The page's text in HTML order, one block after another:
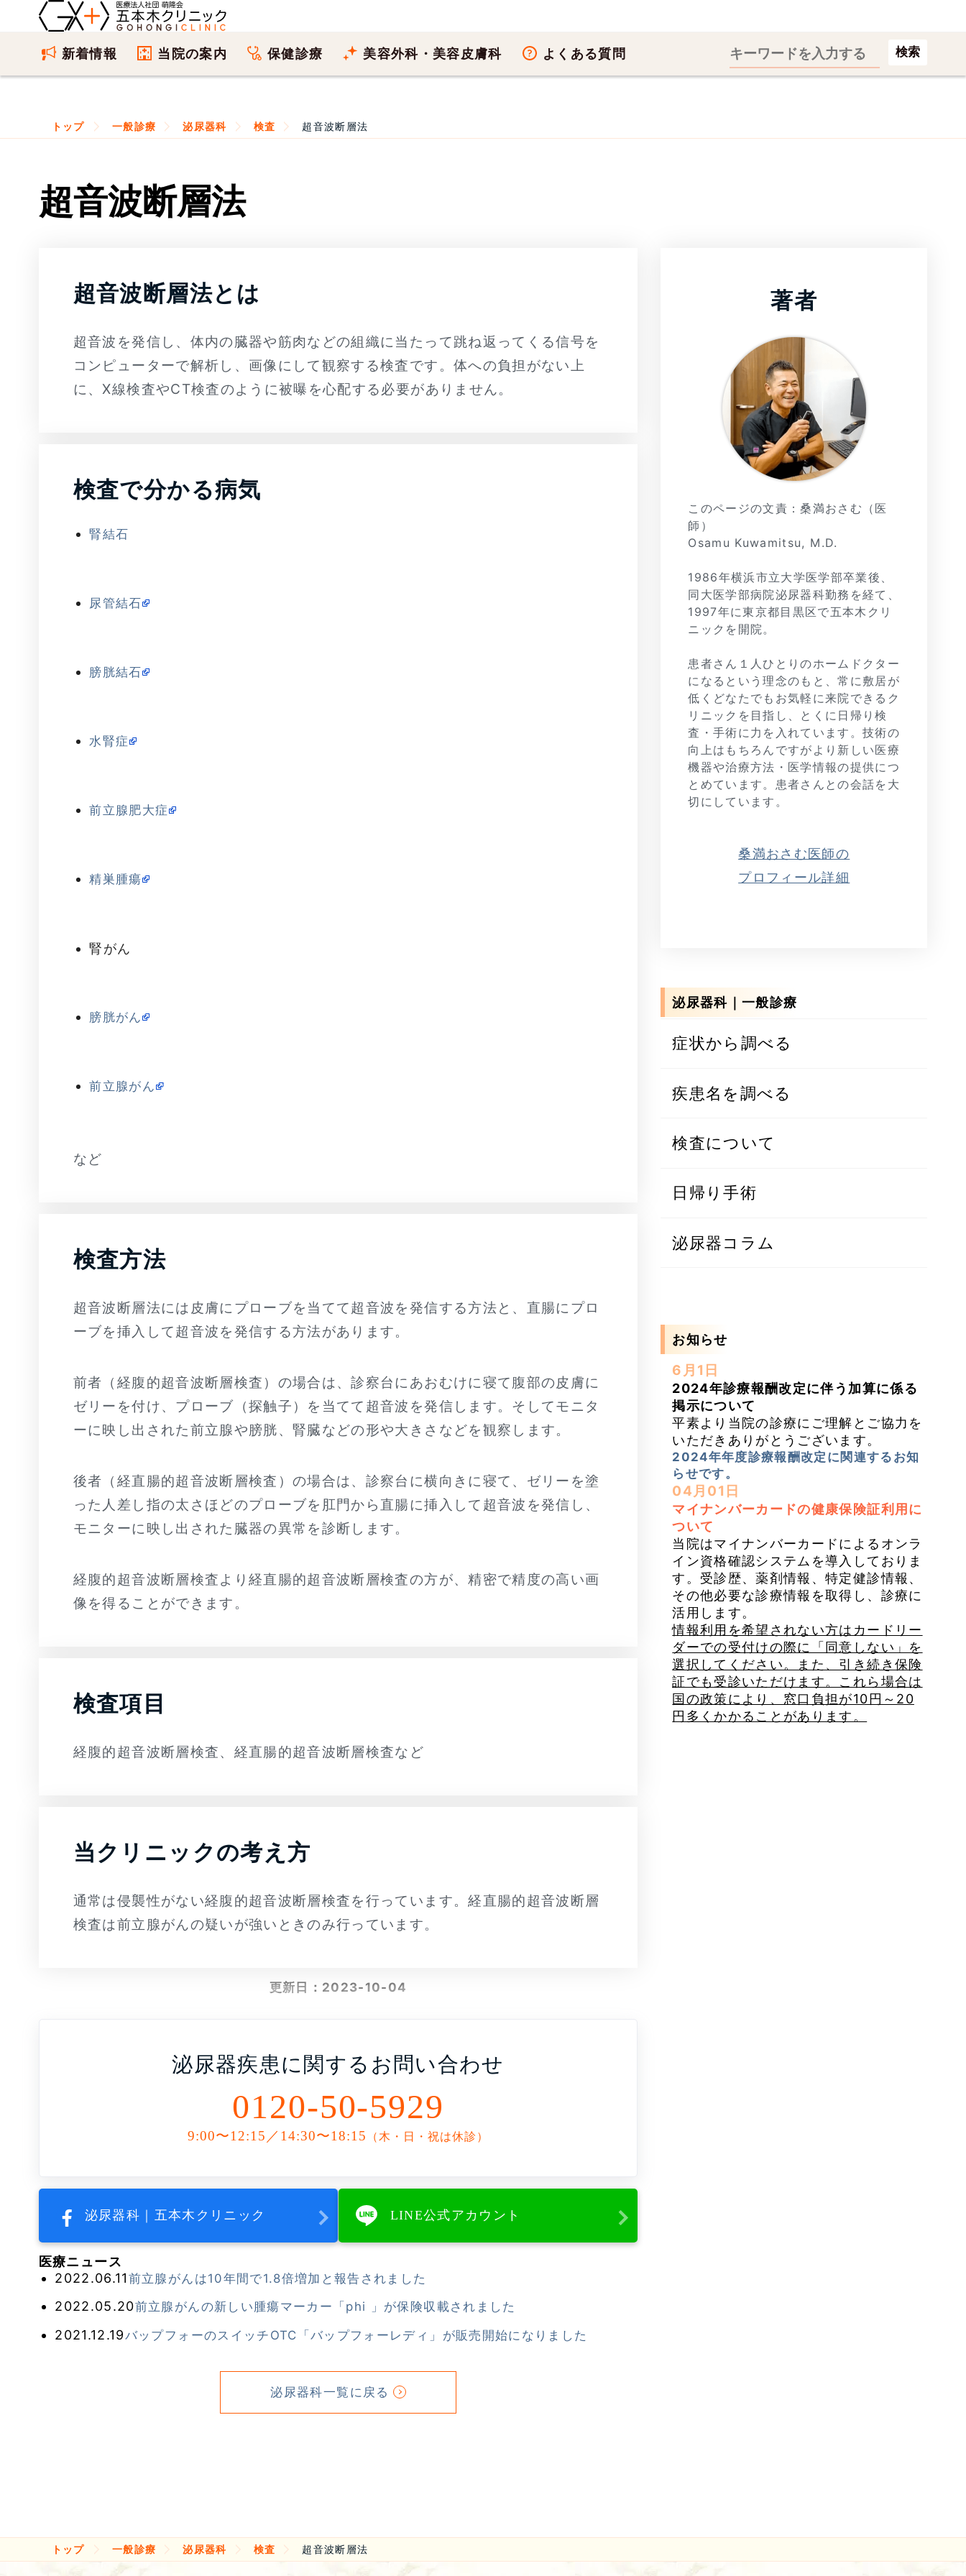
新着情報 当院の案内 保健診療 美容外科・美容皮膚科 よくある質問 検索
トップ 一般診療 泌尿器科 検査 超音波断層法
超音波断層法
超音波断層法とは
超音波を発信し、体内の臓器や筋肉などの組織に当たって跳ね返ってくる信号を
コンピューターで解析し、画像にして観察する検査です。体への負担がない上
に、X線検査やCT検査のように被曝を心配する必要がありません。
検査で分かる病気
腎結石
尿管結石
膀胱結石
水腎症
前立腺肥大症
精巣腫瘍
腎がん
膀胱がん
前立腺がん
など
検査方法
超音波断層法には皮膚にプローブを当てて超音波を発信する方法と、直腸にプロ
ーブを挿入して超音波を発信する方法があります。
前者（経腹的超音波断層検査）の場合は、診察台にあおむけに寝て腹部の皮膚に
ゼリーを付け、プローブ（探触子）を当てて超音波を発信します。そしてモニタ
ーに映し出された前立腺や膀胱、腎臓などの形や大きさなどを観察します。
後者（経直腸的超音波断層検査）の場合は、診察台に横向きに寝て、ゼリーを塗
った人差し指の太さほどのプローブを肛門から直腸に挿入して超音波を発信し、
モニターに映し出された臓器の異常を診断します。
経腹的超音波断層検査より経直腸的超音波断層検査の方が、精密で精度の高い画
像を得ることができます。
検査項目
経腹的超音波断層検査、経直腸的超音波断層検査など
当クリニックの考え方
通常は侵襲性がない経腹的超音波断層検査を行っています。経直腸的超音波断層
検査は前立腺がんの疑いが強いときのみ行っています。
更新日： 2023-10-04
泌尿器疾患に関する お問い合わせ
0120-50-5929
9:00〜12:15／14:30〜18:15 （木・日・祝は休診）
泌尿器科｜五本木クリニック LINE公式アカウント
医療ニュース
2022.06.11 前立腺がんは10年間で1.8倍増加と報告されました
2022.05.20前立腺がんの新しい腫瘍マーカー「phi 」が保険収載されました
2021.12.19バップフォーのスイッチOTC「バップフォーレディ」が販売開始になりました
泌尿器科一覧に戻る
著者
このページの文責：桑満おさむ（医
師）
Osamu Kuwamitsu, M.D.
1986年横浜市立大学医学部卒業後、
同大医学部病院泌尿器科勤務を経て、
1997年に東京都目黒区で五本木クリ
ニックを開院。
患者さん１人ひとりのホームドクター
になるという理念のもと、常に敷居が
低くどなたでもお気軽に来院できるク
リニックを目指し、とくに日帰り検
査・手術に力を入れています。技術の
向上はもちろんですがより新しい医療
機器や治療方法・医学情報の提供につ
とめています。患者さんとの会話を大
切にしています。
桑満おさむ医師の
プロフィール詳細
泌尿器科｜一般診療
症状から調べる
疾患名を調べる
検査について
日帰り手術
泌尿器コラム
お知らせ
6月1日
2024年診療報酬改定に伴う加算に係る
掲示について
平素より当院の診療にご理解とご協力を
いただきありがとうございます。
2024年年度診療報酬改定に関連するお知
らせです。
04月01日
マイナンバーカードの健康保険証利用に
ついて
当院はマイナンバーカードによるオンラ
イン資格確認システムを導入しておりま
す。受診歴、薬剤情報、特定健診情報、
その他必要な診療情報を取得し、診療に
活用します。
情報利用を希望されない方はカードリー
ダーでの受付けの際に「同意しない」を
選択してください。また、引き続き保険
証でも受診いただけます。これら場合は
国の政策により、窓口負担が10円～20
円多くかかることがあります。
トップ 一般診療 泌尿器科 検査 超音波断層法